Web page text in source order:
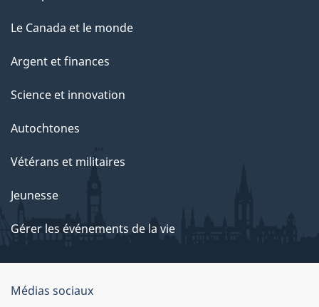
Le Canada et le monde
Argent et finances
Science et innovation
Autochtones
Vétérans et militaires
Jeunesse
Gérer les événements de la vie
Organisation
Médias sociaux